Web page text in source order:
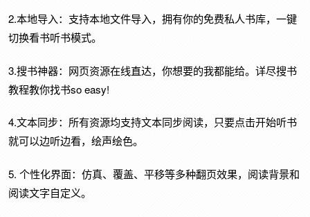
2.本地导入：支持本地文件导入，拥有你的免费私人书库，一键
切换看书听书模式。
3.搜书神器：网页资源在线直达，你想要的我都能给。详尽搜书
教程教你找书so easy!
4.文本同步：所有资源均支持文本同步阅读，只要点击开始听书
就可以边听边看，绘声绘色。
5. 个性化界面：仿真、覆盖、平移等多种翻页效果，阅读背景和
阅读文字自定义。